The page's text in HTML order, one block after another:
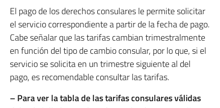
El pago de los derechos consulares le permite solicitar
el servicio correspondiente a partir de la fecha de pago.
Cabe señalar que las tarifas cambian trimestralmente
en función del tipo de cambio consular, por lo que, si el
servicio se solicita en un trimestre siguiente al del
pago, es recomendable consultar las tarifas.
– Para ver la tabla de las tarifas consulares válidas